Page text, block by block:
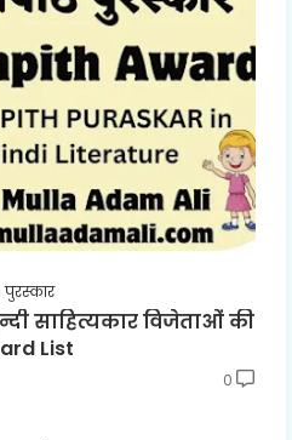
पुरस्कार
साहित्यकार विजेताओं की
List
0